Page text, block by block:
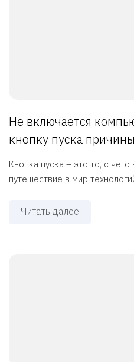
Не включается
кнопку пуска
Кнопка пуска – это то, с
путешествие в мир
Читать далее